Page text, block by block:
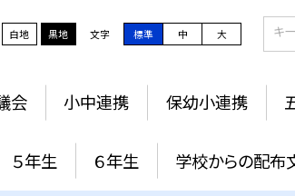
白地 黒地 文字 標準 中 大
会 小中連携 保幼小連携
５年生 ６年生 学校からの配布